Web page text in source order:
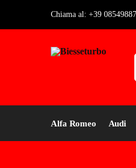
Chiama al: +39
Alfa Romeo Audi